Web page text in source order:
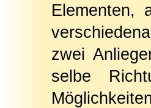
Elementen,
zwei
selbe